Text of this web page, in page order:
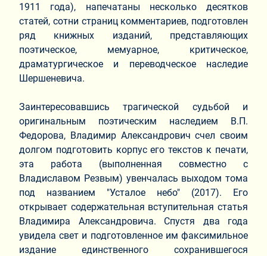
1911 года), напечатаны несколько десятков
статей, сотни страниц комментариев, подготовлен
ряд книжных изданий, представляющих
поэтическое, мемуарное, критическое,
драматургическое и переводческое наследие
Шершеневича.
Заинтересовавшись трагической судьбой и
оригинальным поэтическим наследием В.П.
Федорова, Владимир Александрович счел своим
долгом подготовить корпус его текстов к печати,
эта работа (выполненная совместно с
Владиславом Резвым) увенчалась выходом тома
под названием "Усталое небо" (2017). Его
открывает содержательная вступительная статья
Владимира Александровича. Спустя два года
увидела свет и подготовленное им факсимильное
издание единственного сохранившегося